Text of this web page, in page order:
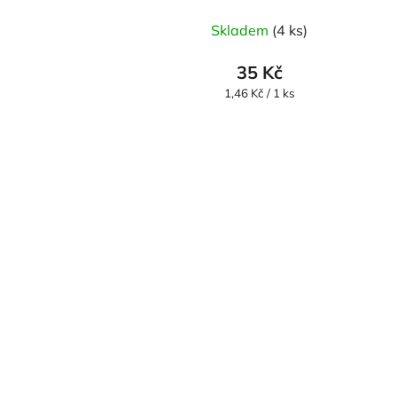
Skladem (4 ks)
35 Kč
Měrná
1,46 Kč / 1 ks